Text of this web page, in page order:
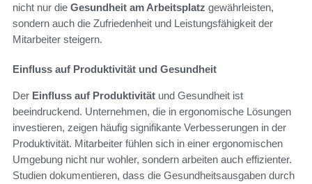
nicht nur die Gesundheit am Arbeitsplatz gewährleisten,
sondern auch die Zufriedenheit und Leistungsfähigkeit der
Mitarbeiter steigern.
Einfluss auf Produktivität und Gesundheit
Der Einfluss auf Produktivität und Gesundheit ist
beeindruckend. Unternehmen, die in ergonomische Lösungen
investieren, zeigen häufig signifikante Verbesserungen in der
Produktivität. Mitarbeiter fühlen sich in einer ergonomischen
Umgebung nicht nur wohler, sondern arbeiten auch effizienter.
Studien dokumentieren, dass die Gesundheitsausgaben durch